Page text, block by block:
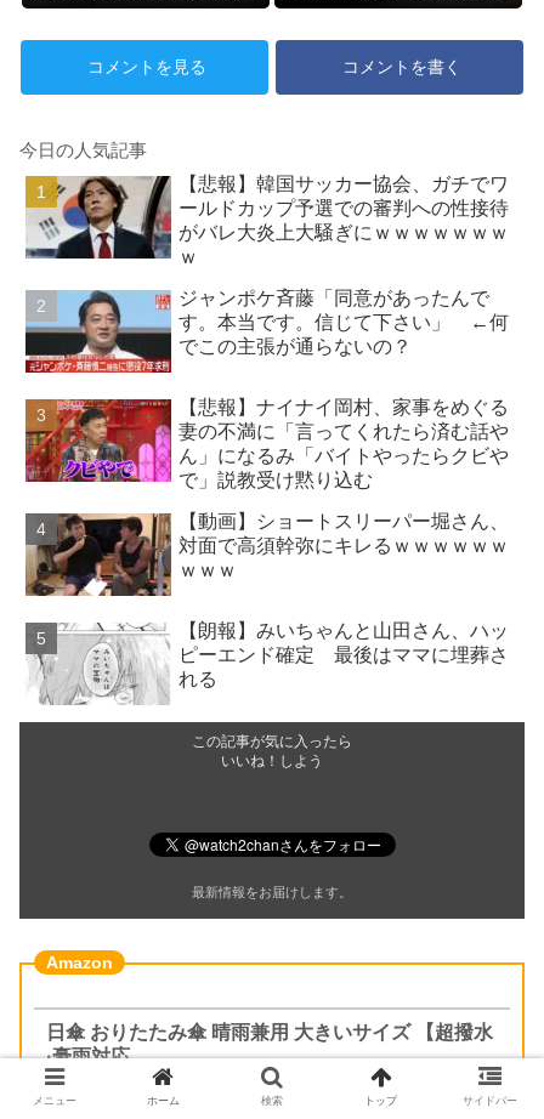
も見つかる
思いつきが横行
コメントを見る
コメントを書く
今日の人気記事
【悲報】韓国サッカー協会、ガチでワ
ールドカップ予選での審判への性接待
がバレ大炎上大騒ぎにｗｗｗｗｗｗｗ
ｗ
ジャンポケ斉藤「同意があったんで
す。本当です。信じて下さい」 ←何
でこの主張が通らないの？
【悲報】ナイナイ岡村、家事をめぐる
妻の不満に「言ってくれたら済む話や
ん」になるみ「バイトやったらクビや
で」説教受け黙り込む
【動画】ショートスリーパー堀さん、
対面で高須幹弥にキレるｗｗｗｗｗｗ
ｗｗｗ
【朗報】みいちゃんと山田さん、ハッ
ピーエンド確定 最後はママに埋葬さ
れる
この記事が気に入ったら
いいね！しよう
最新情報をお届けします。
日傘 おりたたみ傘 晴雨兼用 大きいサイズ 【超撥水
·豪雨対応
メニュー ホーム 検索 トップ サイドバー